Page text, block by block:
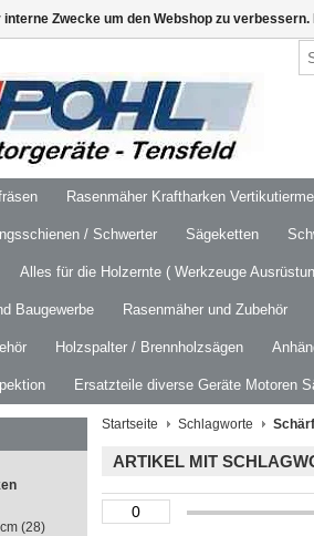
Rasenmäher Kraftharken
/ Schwerter Sägeketten
Alles für die Holzernte ( Werkzeuge
Baugewerbe Rasenmäher und Zubehör
Holzspalter / Brennholzsägen
Ersatzteile diverse Geräte Motoren
(28)
Startseite Schlagworte
ARTIKEL MIT
Zwecke um den Webshop zu